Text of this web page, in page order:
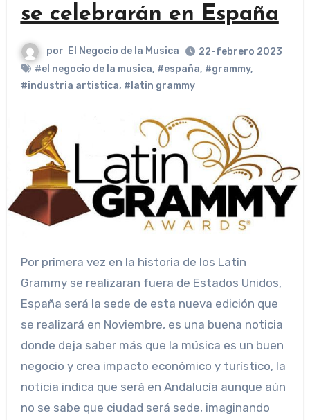
se celebrarán en España
por El Negocio de la Musica
22-febrero 2023
#el negocio de la musica, #españa, #grammy,
#industria artistica, #latin grammy
Por primera vez en la historia de los Latin
Grammy se realizaran fuera de Estados Unidos,
España será la sede de esta nueva edición que
se realizará en Noviembre, es una buena noticia
donde deja saber más que la música es un buen
negocio y crea impacto económico y turístico, la
noticia indica que será en Andalucía aunque aún
no se sabe que ciudad será sede, imaginando